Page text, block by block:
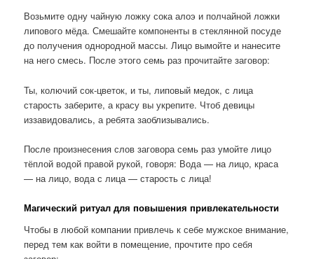
Возьмите одну чайную ложку сока алоэ и полчайной ложки
липового мёда. Смешайте компоненты в стеклянной посуде
до получения однородной массы. Лицо вымойте и нанесите
на него смесь. После этого семь раз прочитайте заговор:
Ты, колючий сок-цветок, и ты, липовый медок, с лица
старость заберите, а красу вы укрепите. Чтоб девицы
иззавидовались, а ребята заоблизывались.
После произнесения слов заговора семь раз умойте лицо
тёплой водой правой рукой, говоря: Вода — на лицо, краса
— на лицо, вода с лица — старость с лица!
Магический ритуал для повышения привлекательности
Чтобы в любой компании привлечь к себе мужское внимание,
перед тем как войти в помещение, прочтите про себя